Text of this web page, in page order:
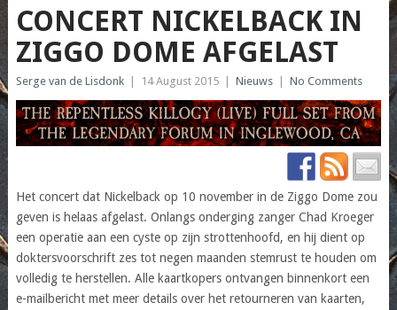
CONCERT NICKELBACK IN
ZIGGO DOME AFGELAST
Serge van de Lisdonk 14 August 2015 Nieuws No Comments
Het concert dat Nickelback op 10 november in de Ziggo Dome zou
geven is helaas afgelast. Onlangs onderging zanger Chad Kroeger
een operatie aan een cyste op zijn strottenhoofd, en hij dient op
doktersvoorschrift zes tot negen maanden stemrust te houden om
volledig te herstellen. Alle kaartkopers ontvangen binnenkort een
e-mailbericht met meer details over het retourneren van kaarten,